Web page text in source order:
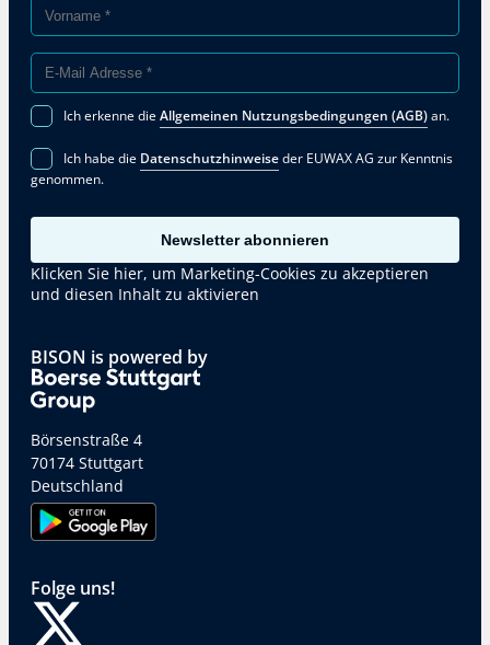
BISON is powered by
Börsenstraße 4
70174 Stuttgart
Deutschland
Folge uns!
Ich erkenne dieAllgemeinen Nutzungsbedingungen (AGB)an.
Ich habe die Datenschutzhinweiseder EUWAX AG zur Kenntnis
genommen.
Newsletter abonnieren
Klicken Sie hier, um Marketing-Cookies zu akzeptieren
und diesen Inhalt zu aktivieren